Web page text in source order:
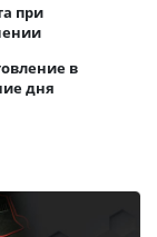
при
в
дня